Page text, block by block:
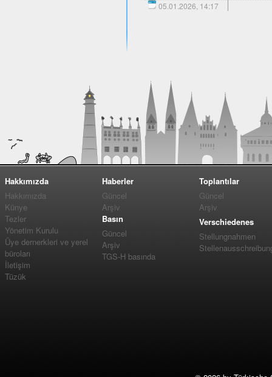
05.01.2026, 14:17
Hakkımızda
Hakkımızda
Künye
Tezler
Yönetim Kurulu
Üye dernerkleri ve yerel
büroları
İletişim
Tüzük
Haberler
Güncel
Arşiv
Basın
Güncel
Arşiv
TGS-H basında
Toplantılar
Güncel
Arşiv
Verschiedenes
Stellungnahmen